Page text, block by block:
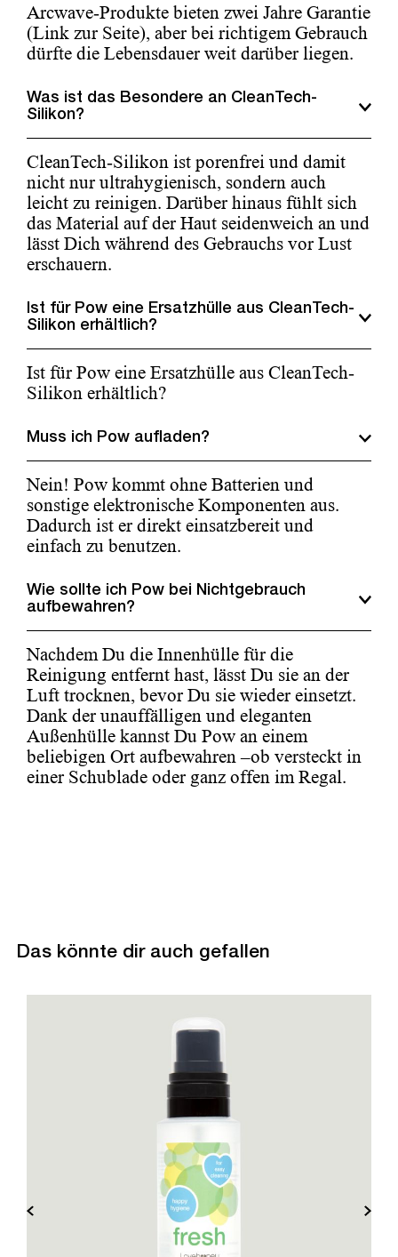
Arcwave-Produkte bieten zwei Jahre Garantie
(Link zur Seite), aber bei richtigem Gebrauch
dürfte die Lebensdauer weit darüber liegen.
Was ist das Besondere an CleanTech-
Silikon?
CleanTech-Silikon ist porenfrei und damit
nicht nur ultrahygienisch, sondern auch
leicht zu reinigen. Darüber hinaus fühlt sich
das Material auf der Haut seidenweich an und
lässt Dich während des Gebrauchs vor Lust
erschauern.
Ist für Pow eine Ersatzhülle aus CleanTech-
Silikon erhältlich?
Ist für Pow eine Ersatzhülle aus CleanTech-
Silikon erhältlich?
Muss ich Pow aufladen?
Nein! Pow kommt ohne Batterien und
sonstige elektronische Komponenten aus.
Dadurch ist er direkt einsatzbereit und
einfach zu benutzen.
Wie sollte ich Pow bei Nichtgebrauch
aufbewahren?
Nachdem Du die Innenhülle für die
Reinigung entfernt hast, lässt Du sie an der
Luft trocknen, bevor Du sie wieder einsetzt.
Dank der unauffälligen und eleganten
Außenhülle kannst Du Pow an einem
beliebigen Ort aufbewahren –ob versteckt in
einer Schublade oder ganz offen im Regal.
Das könnte dir auch gefallen